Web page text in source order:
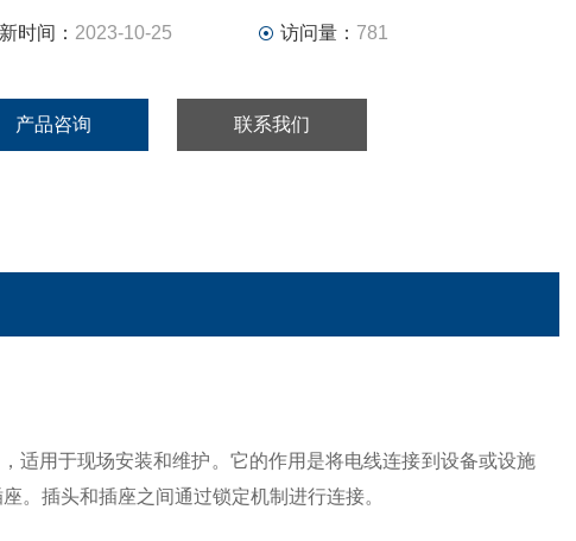
时间： 2023-10-25 访问量： 781
产品咨询 联系我们
适用于现场安装和维护。它的作用是将电线连接到设备或设施
。插头和插座之间通过锁定机制进行连接。